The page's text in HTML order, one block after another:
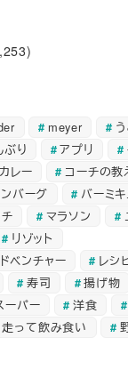
meyer
ぶり アプリ
カレー コーチの教
バーグ バーミ
マラソン
リゾット
ベンチャー
レシ
寿司 揚げ物
ーパー 洋食
走って飲み食い